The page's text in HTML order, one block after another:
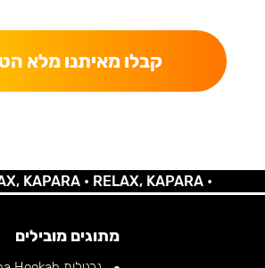
קבלו מאיתנו מלא
•RELAX, KAPARA •
מתוגים מובילים